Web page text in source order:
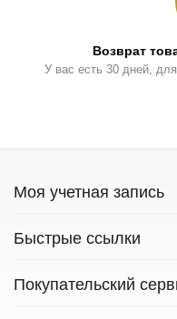
Возврат
У вас есть 30 дней,
Моя учетная запись
Быстрые ссылки
Покупательский